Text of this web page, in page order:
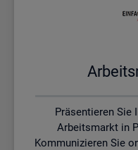
Präsentieren Sie
Arbeitsmarkt in
Kommunizieren Sie